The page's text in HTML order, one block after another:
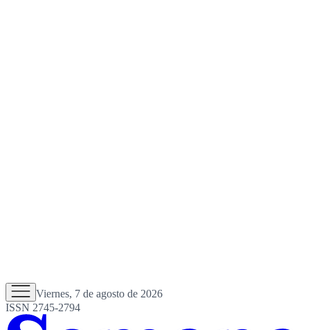
Viernes, 7 de agosto de 2026
ISSN 2745-2794